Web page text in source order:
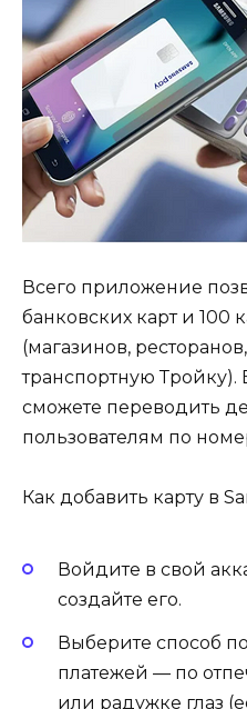
Всего приложение
банковских карт и 100
(магазинов,
транспортную
сможете переводить
пользователям по
Как добавить карту в
Войдите в свой
создайте его.
Выберите способ
платежей — по
или радужке глаз